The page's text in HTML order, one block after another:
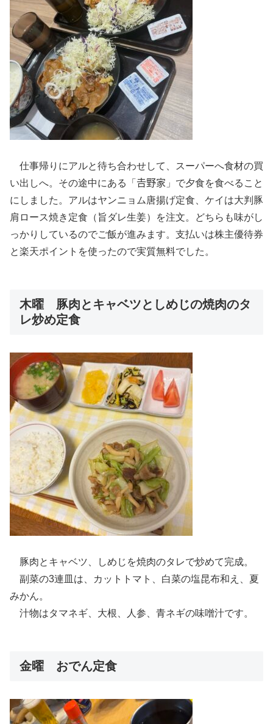
仕事帰りにアルと待ち合わせして、スーパーへ食材の買
い出しへ。その途中にある「𠮷野家」で夕食を食べること
にしました。アルはヤンニョム唐揚げ定食、ケイは大判豚
肩ロース焼き定食（旨ダレ生姜）を注文。どちらも味がし
っかりしているのでご飯が進みます。支払いは株主優待券
と楽天ポイントを使ったので実質無料でした。
木曜 豚肉とキャベツとしめじの焼肉のタ
レ炒め定食
豚肉とキャベツ、しめじを焼肉のタレで炒めて完成。
副菜の3連皿は、カットトマト、白菜の塩昆布和え、夏
みかん。
汁物はタマネギ、大根、人参、青ネギの味噌汁です。
金曜 おでん定食